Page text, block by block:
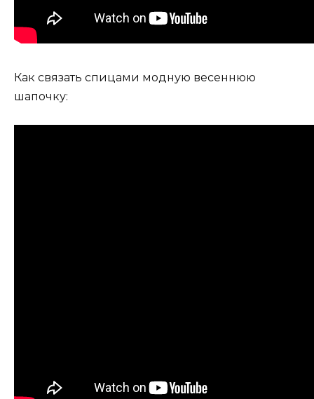
Как связать спицами модную весеннюю
шапочку: